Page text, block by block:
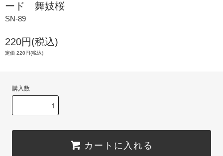
ード 舞妓桜
SN-89
220円(税込)
定価 220円(税込)
購入数
カートに入れる